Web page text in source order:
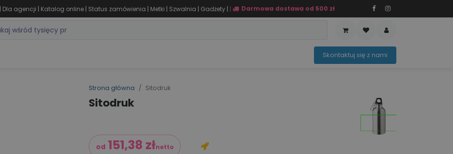
| Dla agencji | Katalog online | Status zamówienia | Metki | Szwalnia | Gadżety | | Darmowa dostawa od 500 zł
OFERTA SEZONOWASko​ntaktuj ​​​​się z nami​​​​
Strona główna Sitodruk
Sitodruk
od 151,38 złnetto